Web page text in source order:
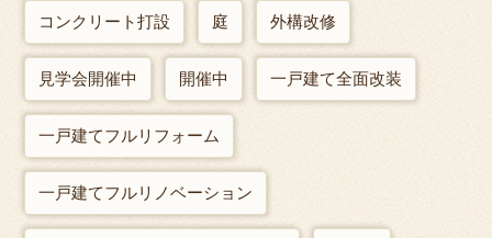
コンクリート打設 庭 外構改修
見学会開催中 開催中 一戸建て全面改装
一戸建てフルリフォーム
一戸建てフルリノベーション